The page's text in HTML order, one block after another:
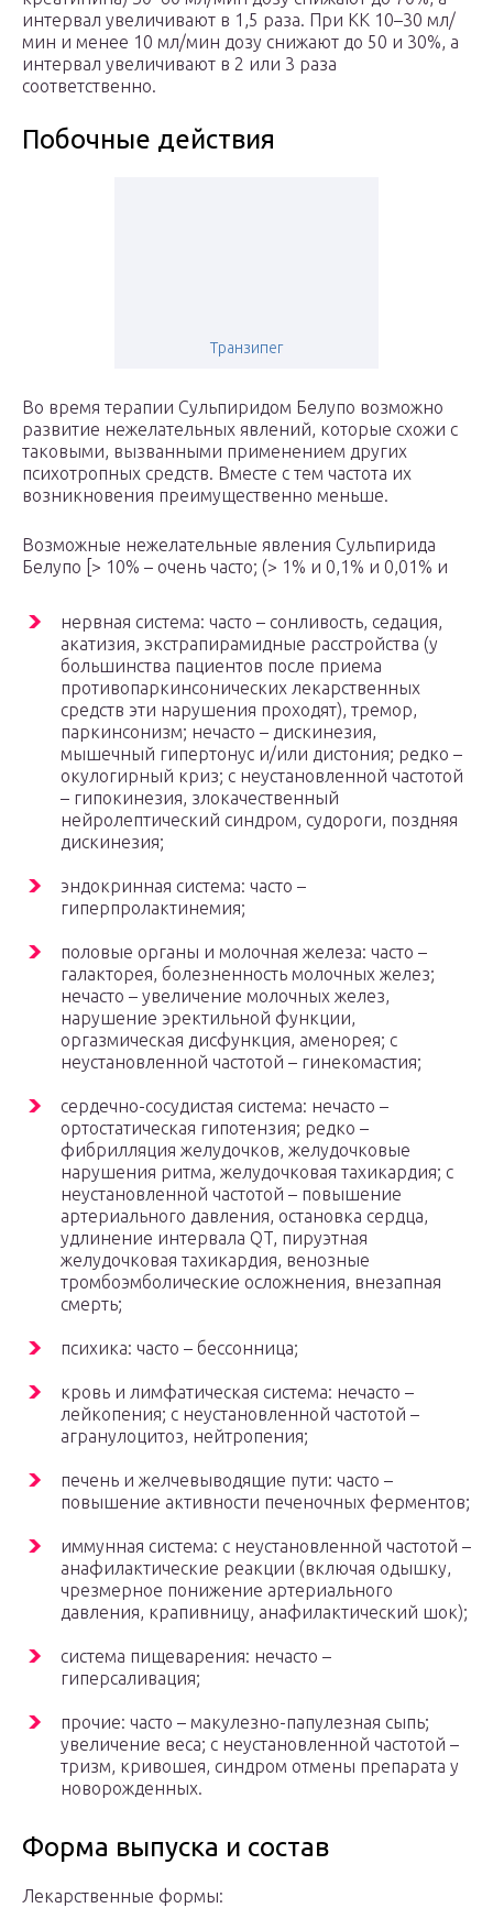
интервал увеличивают в 1,5 раза. При КК 10–30 мл/
мин и менее 10 мл/мин дозу снижают до 50 и 30%, а
интервал увеличивают в 2 или 3 раза
соответственно.
Побочные действия
Транзипег
Во время терапии Сульпиридом Белупо возможно
развитие нежелательных явлений, которые схожи с
таковыми, вызванными применением других
психотропных средств. Вместе с тем частота их
возникновения преимущественно меньше.
Возможные нежелательные явления Сульпирида
Белупо [> 10% – очень часто; (> 1% и 0,1% и 0,01% и
нервная система: часто – сонливость, седация,
акатизия, экстрапирамидные расстройства (у
большинства пациентов после приема
противопаркинсонических лекарственных
средств эти нарушения проходят), тремор,
паркинсонизм; нечасто – дискинезия,
мышечный гипертонус и/или дистония; редко –
окулогирный криз; с неустановленной частотой
– гипокинезия, злокачественный
нейролептический синдром, судороги, поздняя
дискинезия;
эндокринная система: часто –
гиперпролактинемия;
половые органы и молочная железа: часто –
галакторея, болезненность молочных желез;
нечасто – увеличение молочных желез,
нарушение эректильной функции,
оргазмическая дисфункция, аменорея; с
неустановленной частотой – гинекомастия;
сердечно-сосудистая система: нечасто –
ортостатическая гипотензия; редко –
фибрилляция желудочков, желудочковые
нарушения ритма, желудочковая тахикардия; с
неустановленной частотой – повышение
артериального давления, остановка сердца,
удлинение интервала QT, пируэтная
желудочковая тахикардия, венозные
тромбоэмболические осложнения, внезапная
смерть;
психика: часто – бессонница;
кровь и лимфатическая система: нечасто –
лейкопения; с неустановленной частотой –
агранулоцитоз, нейтропения;
печень и желчевыводящие пути: часто –
повышение активности печеночных ферментов;
иммунная система: с неустановленной частотой –
анафилактические реакции (включая одышку,
чрезмерное понижение артериального
давления, крапивницу, анафилактический шок);
система пищеварения: нечасто –
гиперсаливация;
прочие: часто – макулезно-папулезная сыпь;
увеличение веса; с неустановленной частотой –
тризм, кривошея, синдром отмены препарата у
новорожденных.
Форма выпуска и состав
Лекарственные формы: